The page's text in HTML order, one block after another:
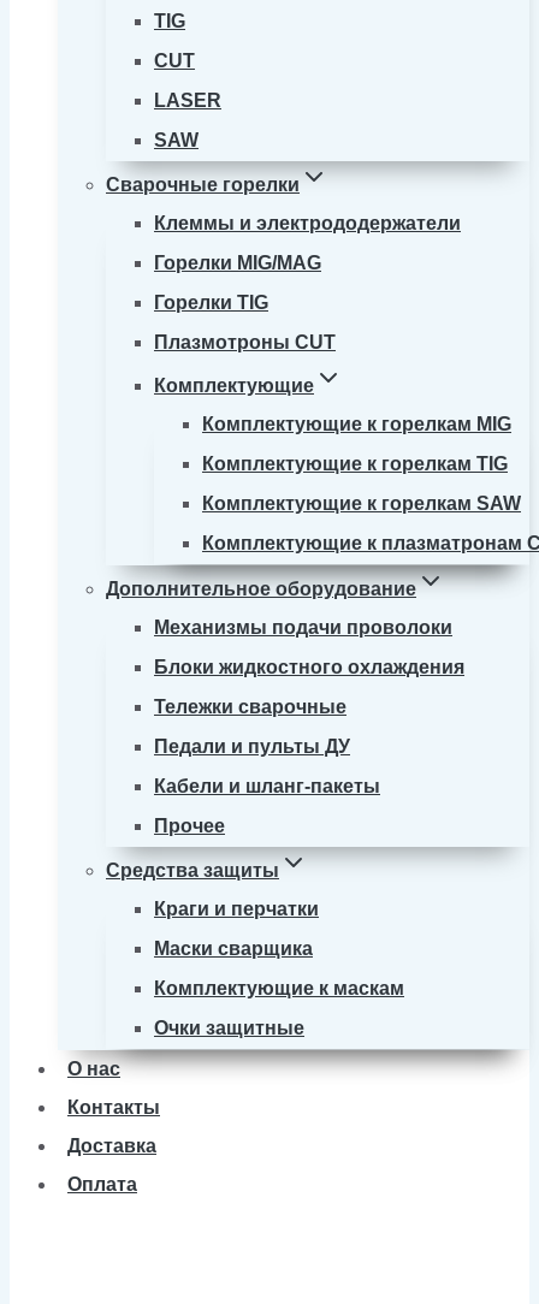
TIG
CUT
LASER
SAW
Сварочные горелки
Клеммы и электрододержатели
Горелки MIG/MAG
Горелки TIG
Плазмотроны CUT
Комплектующие
Комплектующие к горелкам MIG
Комплектующие к горелкам TIG
Комплектующие к горелкам SAW
Комплектующие к плазматронам
Дополнительное оборудование
Механизмы подачи проволоки
Блоки жидкостного охлаждения
Тележки сварочные
Педали и пульты ДУ
Кабели и шланг-пакеты
Прочее
Средства защиты
Краги и перчатки
Маски сварщика
Комплектующие к маскам
Очки защитные
О нас
Контакты
Доставка
Оплата